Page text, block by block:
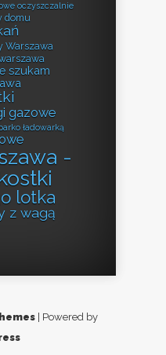
oczyszczalnie
domu
Warszawa
szukam
gazowe
ładowarką
-
lotka
z wagą
| Powered by